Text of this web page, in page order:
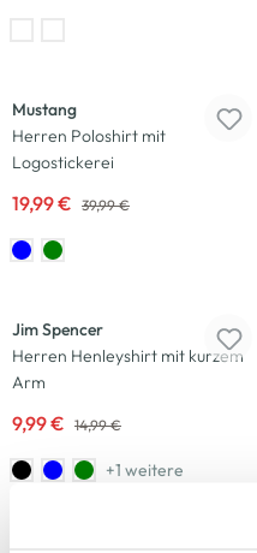
Mustang
Herren Poloshirt mit
Logostickerei
19,99 € 39,99 €
Jim Spencer
Herren Henleyshirt mit kurzem
Arm
9,99 € 14,99 €
+1 weitere
-50 %